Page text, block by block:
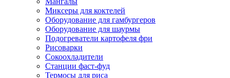
Миксеры для коктелей
Оборудование для гамбургеров
Оборудование для шаурмы
Подогреватели картофеля фри
Рисоварки
Сокоохладители
Станции фаст-фуд
Термосы для риса